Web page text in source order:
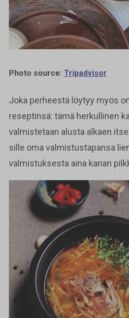
Photo source: Tripadvisor
Joka perheestä löytyy myös
reseptinsä: tämä herkullinen
valmistetaan alusta alkaen
sille oma valmistustapansa
valmistuksesta aina kanan